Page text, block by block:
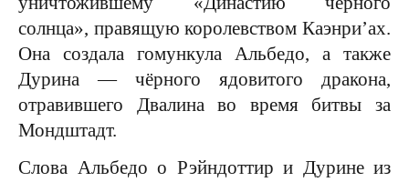
солнца», правящую королевством Каэнри’ах.
Она создала гомункула Альбедо, а также
Дурина — чёрного ядовитого дракона,
отравившего Двалина во время битвы за
Мондштадт.
Слова Альбедо о Рэйндоттир и Дурине из